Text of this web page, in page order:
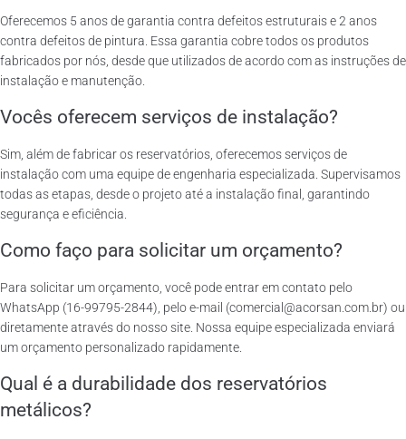
Oferecemos 5 anos de garantia contra defeitos estruturais e 2 anos
contra defeitos de pintura. Essa garantia cobre todos os produtos
fabricados por nós, desde que utilizados de acordo com as instruções de
instalação e manutenção.
Vocês oferecem serviços de instalação?
Sim, além de fabricar os reservatórios, oferecemos serviços de
instalação com uma equipe de engenharia especializada. Supervisamos
todas as etapas, desde o projeto até a instalação final, garantindo
segurança e eficiência.
Como faço para solicitar um orçamento?
Para solicitar um orçamento, você pode entrar em contato pelo
WhatsApp (16-99795-2844), pelo e-mail (comercial@acorsan.com.br) ou
diretamente através do nosso site. Nossa equipe especializada enviará
um orçamento personalizado rapidamente.
Qual é a durabilidade dos reservatórios
metálicos?